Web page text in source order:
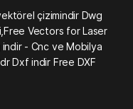
çizimindir Dwg
Vectors for Laser
- Cnc ve Mobilya
Dxf indir Free DXF